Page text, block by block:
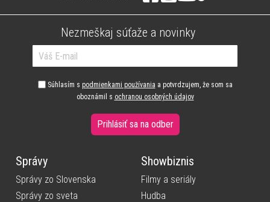
Nezmeškaj súťaže a novinky
Súhlasím s podmienkami používania a potvrdzujem, že som sa
oboznámil s ochranou osobných údajov
Prihlásiť sa na odber
Správy
Správy zo Slovenska
Správy zo sveta
Showbiznis
Filmy a seriály
Hudba